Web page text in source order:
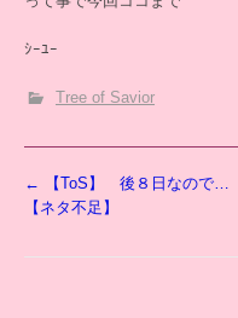
ｼｰﾕｰ
Tree of Savior
投
稿
ビ
←
【ToS】 後８日なので…
【ネタ不足】